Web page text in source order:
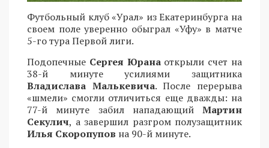
Футбольный клуб «Урал» из Екатеринбурга на
своем поле уверенно обыграл «Уфу» в матче
5-го тура Первой лиги.
Подопечные Сергея Юрана открыли счет на
38-й минуте усилиями защитника
Владислава Малькевича. После перерыва
«шмели» смогли отличиться еще дважды: на
77-й минуте забил нападающий Мартин
Секулич, а завершил разгром полузащитник
Илья Скоропупов на 90-й минуте.